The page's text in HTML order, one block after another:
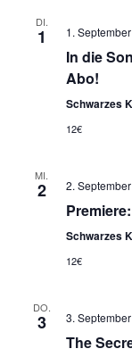
DI.
1 1.
In die
Abo!
Schwarzes
12€
MI.
2 2.
Schwarzes
12€
DO.
3 3.
The